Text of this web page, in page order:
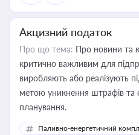
Акцизний податок
Про що тема: Про новини та
критично важливим для
виробляють або реалізують
метою уникнення штрафів та
планування.
Паливно-енергетичний